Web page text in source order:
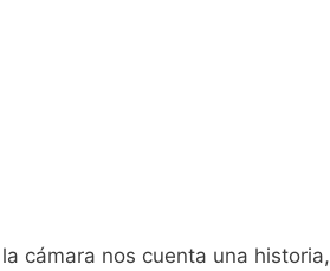
cámara nos cuenta una historia,